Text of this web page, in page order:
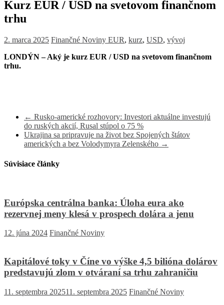
Kurz EUR / USD na svetovom finančnom
trhu
2. marca 2025 Finančné Noviny EUR, kurz, USD, vývoj
LONDÝN – Aký je kurz EUR / USD na svetovom finančnom
trhu.
← Rusko-americké rozhovory: Investori aktuálne investujú
do ruských akcií, Rusal stúpol o 75 %
Ukrajina sa pripravuje na život bez Spojených štátov
amerických a bez Volodymyra Zelenského →
Súvisiace články
Európska centrálna banka: Úloha eura ako
rezervnej meny klesá v prospech dolára a jenu
12. júna 2024 Finančné Noviny
Kapitálové toky v Číne vo výške 4,5 bilióna dolárov
predstavujú zlom v otváraní sa trhu zahraničiu
11. septembra 202511. septembra 2025 Finančné Noviny